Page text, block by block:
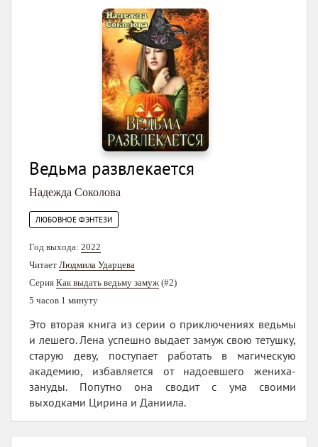
Ведьма развлекается
Надежда Соколова
ЛЮБОВНОЕ ФЭНТЕЗИ
Год выхода: 2022
Читает Людмила Ударцева
Серия Как выдать ведьму замуж (#2)
5 часов 1 минуту
Это вторая книга из серии о приключениях ведьмы
и лешего. Лена успешно выдает замуж свою тетушку,
старую деву, поступает работать в магическую
академию, избавляется от надоевшего жениха-
зануды. Попутно она сводит с ума своими
выходками Цирина и Даниила.